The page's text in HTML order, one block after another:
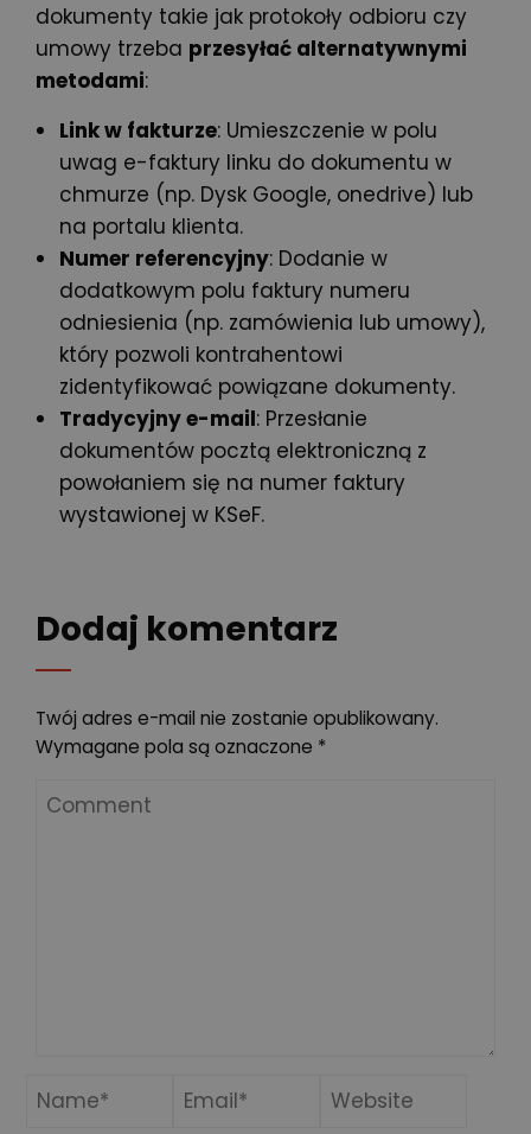
dokumenty takie jak protokoły odbioru czy
umowy trzeba przesyłać alternatywnymi
metodami:
Link w fakturze: Umieszczenie w polu
uwag e-faktury linku do dokumentu w
chmurze (np. Dysk Google, onedrive) lub
na portalu klienta.
Numer referencyjny: Dodanie w
dodatkowym polu faktury numeru
odniesienia (np. zamówienia lub umowy),
który pozwoli kontrahentowi
zidentyfikować powiązane dokumenty.
Tradycyjny e-mail: Przesłanie
dokumentów pocztą elektroniczną z
powołaniem się na numer faktury
wystawionej w KSeF.
Dodaj komentarz
Twój adres e-mail nie zostanie opublikowany.
Wymagane pola są oznaczone *